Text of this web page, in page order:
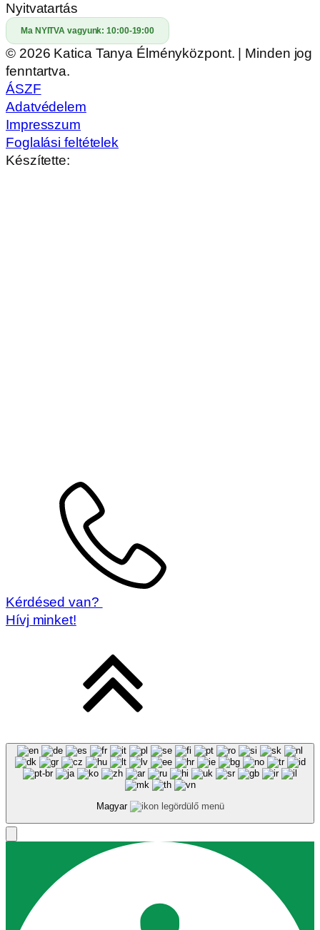
Nyitvatartás
Ma NYITVA vagyunk:10:00-19:00
© 2026 Katica Tanya Élményközpont. | Minden jog
fenntartva.
ÁSZF
Adatvédelem
Impresszum
Foglalási feltételek
Készítette:
Kérdésed van?
Hívj minket!
Magyar